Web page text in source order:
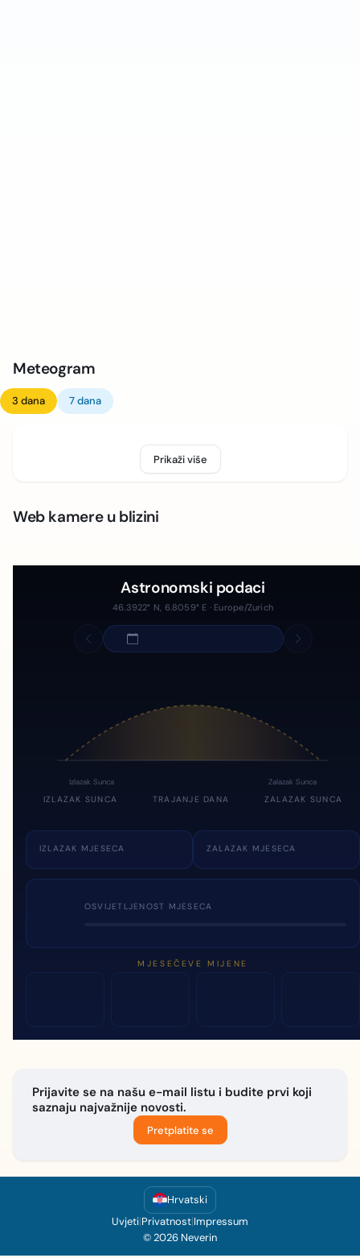
Meteogram
3 dana 7 dana
Prikaži više
Web kamere u blizini
Astronomski podaci
46.3922° N, 6.8059° E · Europe/Zurich
Izlazak Sunca Zalazak Sunca
IZLAZAK SUNCA TRAJANJE DANA ZALAZAK SUNCA
IZLAZAK MJESECA ZALAZAK MJESECA
OSVIJETLJENOST MJESECA
MJESEČEVE MIJENE
Prijavite se na našu e-mail listu i budite prvi koji
saznaju najvažnije novosti.
Pretplatite se
Hrvatski
Uvjeti|Privatnost|Impressum
© 2026 Neverin